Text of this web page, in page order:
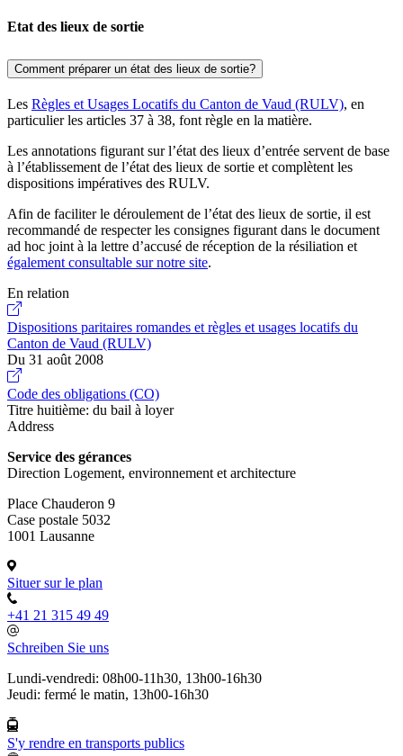
Etat des lieux de sortie
Comment préparer un état des lieux de sortie?
Les Règles et Usages Locatifs du Canton de Vaud (RULV), en
particulier les articles 37 à 38, font règle en la matière.
Les annotations figurant sur l’état des lieux d’entrée servent de base
à l’établissement de l’état des lieux de sortie et complètent les
dispositions impératives des RULV.
Afin de faciliter le déroulement de l’état des lieux de sortie, il est
recommandé de respecter les consignes figurant dans le document
ad hoc joint à la lettre d’accusé de réception de la résiliation et
également consultable sur notre site.
En relation
Dispositions paritaires romandes et règles et usages locatifs du
Canton de Vaud (RULV)
Du 31 août 2008
Code des obligations (CO)
Titre huitième: du bail à loyer
Address
Service des gérances
Direction Logement, environnement et architecture
Place Chauderon 9
Case postale 5032
1001 Lausanne
Situer sur le plan
+41 21 315 49 49
Schreiben Sie uns
Lundi-vendredi: 08h00-11h30, 13h00-16h30
Jeudi: fermé le matin, 13h00-16h30
S'y rendre en transports publics